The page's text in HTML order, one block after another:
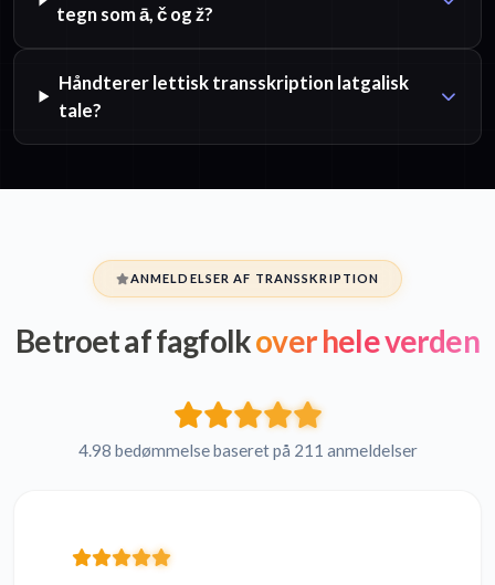
tegn som ā, č og ž?
Håndterer lettisk transskription latgalisk
tale?
ANMELDELSER AF TRANSSKRIPTION
Betroet af fagfolkover hele verden
4.98 bedømmelse baseret på 211 anmeldelser